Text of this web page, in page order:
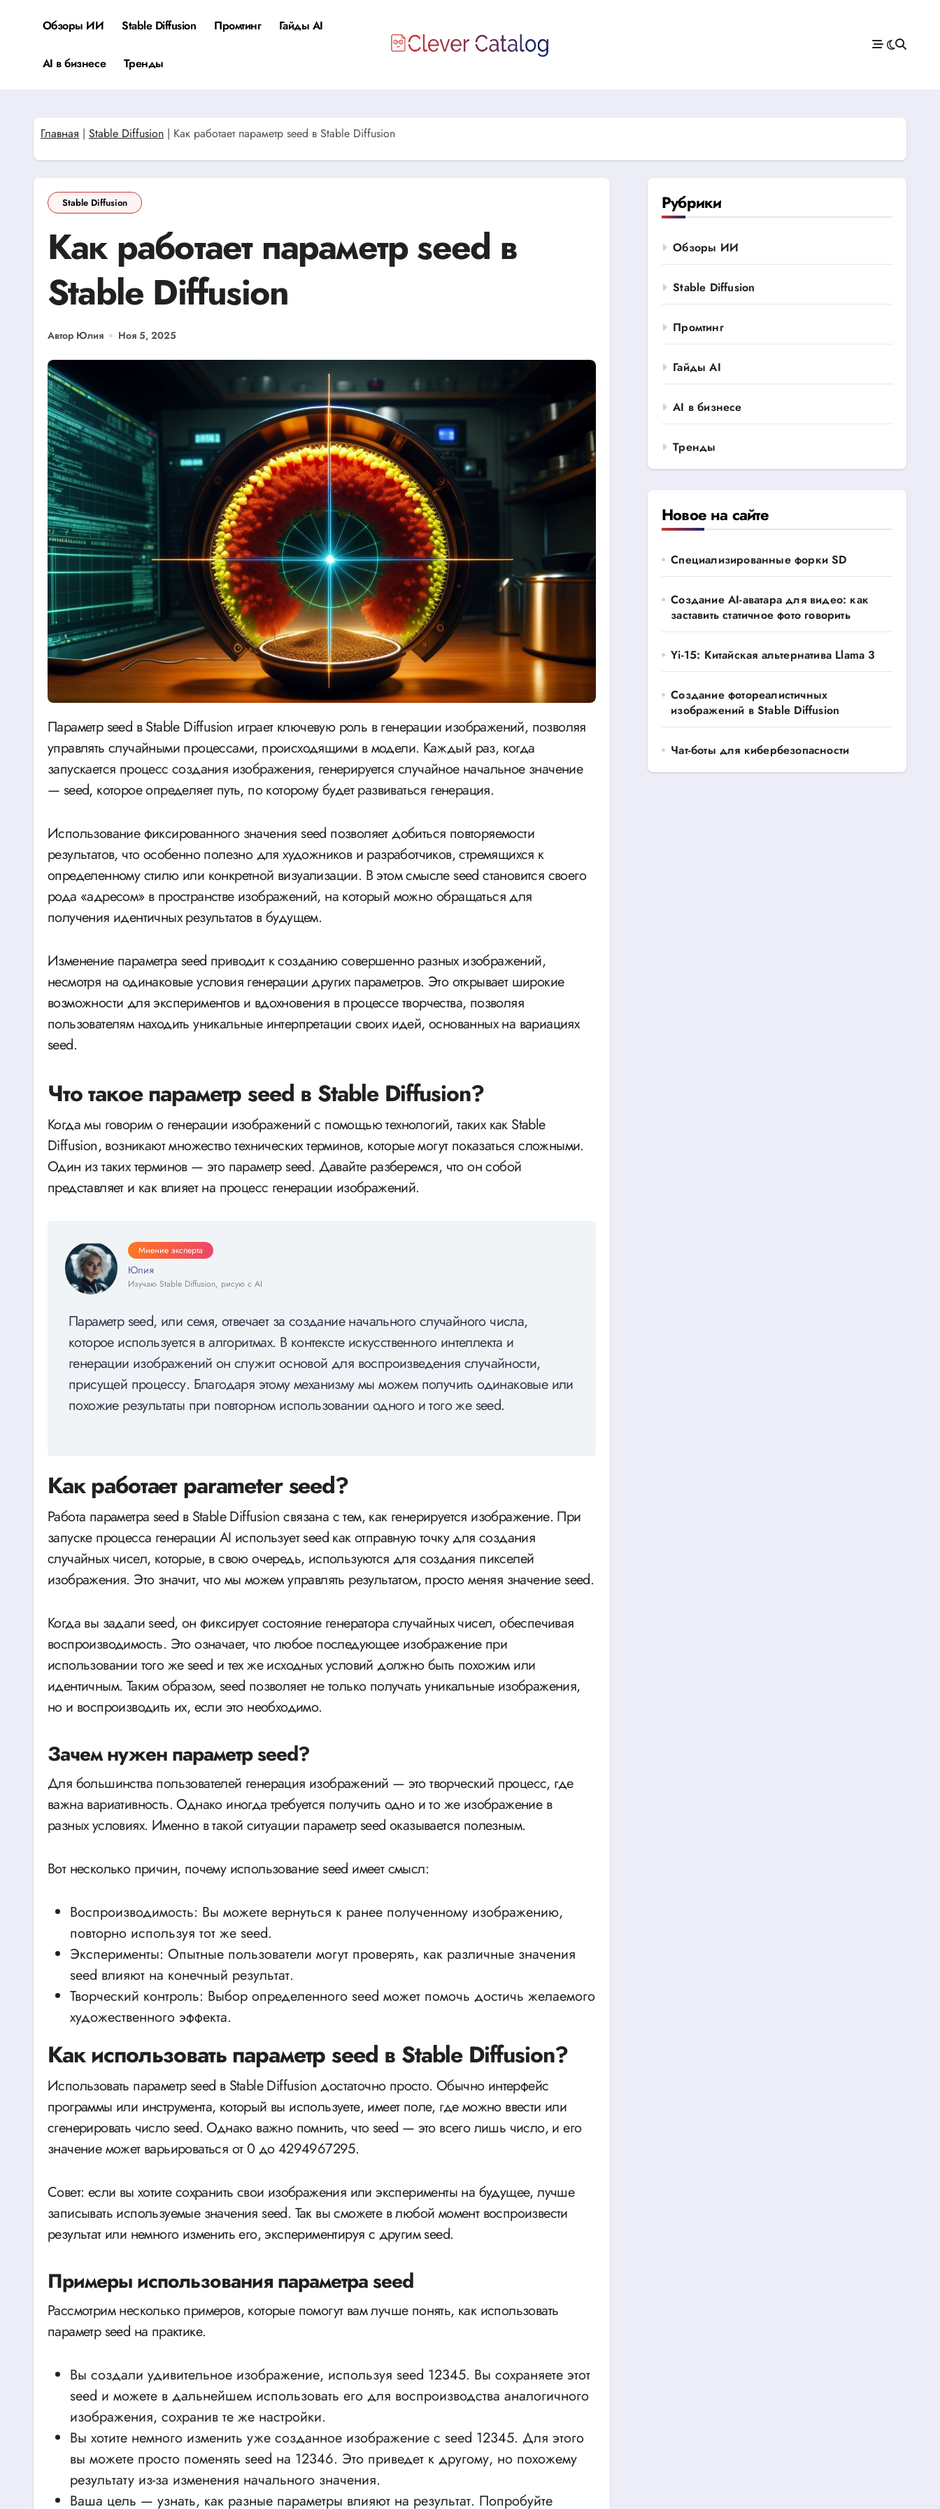
Обзоры ИИ Stable Diffusion Промтинг Гайды AI
AI в бизнесе Тренды
Главная | Stable Diffusion | Как работает параметр seed в Stable Diffusion
Stable Diffusion
Как работает параметр seed в
Stable Diffusion
Автор Юлия Ноя 5, 2025
Параметр seed в Stable Diffusion играет ключевую роль в генерации изображений, позволяя
управлять случайными процессами, происходящими в модели. Каждый раз, когда
запускается процесс создания изображения, генерируется случайное начальное значение
— seed, которое определяет путь, по которому будет развиваться генерация.
Использование фиксированного значения seed позволяет добиться повторяемости
результатов, что особенно полезно для художников и разработчиков, стремящихся к
определенному стилю или конкретной визуализации. В этом смысле seed становится своего
рода «адресом» в пространстве изображений, на который можно обращаться для
получения идентичных результатов в будущем.
Изменение параметра seed приводит к созданию совершенно разных изображений,
несмотря на одинаковые условия генерации других параметров. Это открывает широкие
возможности для экспериментов и вдохновения в процессе творчества, позволяя
пользователям находить уникальные интерпретации своих идей, основанных на вариациях
seed.
Что такое параметр seed в Stable Diffusion?
Когда мы говорим о генерации изображений с помощью технологий, таких как Stable
Diffusion, возникают множество технических терминов, которые могут показаться сложными.
Один из таких терминов — это параметр seed. Давайте разберемся, что он собой
представляет и как влияет на процесс генерации изображений.
Мнение эксперта
Юлия
Изучаю Stable Diffusion, рисую с AI
Параметр seed, или семя, отвечает за создание начального случайного числа,
которое используется в алгоритмах. В контексте искусственного интеллекта и
генерации изображений он служит основой для воспроизведения случайности,
присущей процессу. Благодаря этому механизму мы можем получить одинаковые или
похожие результаты при повторном использовании одного и того же seed.
Как работает parameter seed?
Работа параметра seed в Stable Diffusion связана с тем, как генерируется изображение. При
запуске процесса генерации AI использует seed как отправную точку для создания
случайных чисел, которые, в свою очередь, используются для создания пикселей
изображения. Это значит, что мы можем управлять результатом, просто меняя значение seed.
Когда вы задали seed, он фиксирует состояние генератора случайных чисел, обеспечивая
воспроизводимость. Это означает, что любое последующее изображение при
использовании того же seed и тех же исходных условий должно быть похожим или
идентичным. Таким образом, seed позволяет не только получать уникальные изображения,
но и воспроизводить их, если это необходимо.
Зачем нужен параметр seed?
Для большинства пользователей генерация изображений — это творческий процесс, где
важна вариативность. Однако иногда требуется получить одно и то же изображение в
разных условиях. Именно в такой ситуации параметр seed оказывается полезным.
Вот несколько причин, почему использование seed имеет смысл:
Воспроизводимость: Вы можете вернуться к ранее полученному изображению,
повторно используя тот же seed.
Эксперименты: Опытные пользователи могут проверять, как различные значения
seed влияют на конечный результат.
Творческий контроль: Выбор определенного seed может помочь достичь желаемого
художественного эффекта.
Как использовать параметр seed в Stable Diffusion?
Использовать параметр seed в Stable Diffusion достаточно просто. Обычно интерфейс
программы или инструмента, который вы используете, имеет поле, где можно ввести или
сгенерировать число seed. Однако важно помнить, что seed — это всего лишь число, и его
значение может варьироваться от 0 до 4294967295.
Совет: если вы хотите сохранить свои изображения или эксперименты на будущее, лучше
записывать используемые значения seed. Так вы сможете в любой момент воспроизвести
результат или немного изменить его, экспериментируя с другим seed.
Примеры использования параметра seed
Рассмотрим несколько примеров, которые помогут вам лучше понять, как использовать
параметр seed на практике.
Вы создали удивительное изображение, используя seed 12345. Вы сохраняете этот
seed и можете в дальнейшем использовать его для воспроизводства аналогичного
изображения, сохранив те же настройки.
Вы хотите немного изменить уже созданное изображение с seed 12345. Для этого
вы можете просто поменять seed на 12346. Это приведет к другому, но похожему
результату из-за изменения начального значения.
Ваша цель — узнать, как разные параметры влияют на результат. Попробуйте
Рубрики
Обзоры ИИ
Stable Diffusion
Промтинг
Гайды AI
AI в бизнесе
Тренды
Новое на сайте
Специализированные форки SD
Создание AI-аватара для видео: как
заставить статичное фото говорить
Yi-15: Китайская альтернатива Llama 3
Создание фотореалистичных
изображений в Stable Diffusion
Чат-боты для кибербезопасности